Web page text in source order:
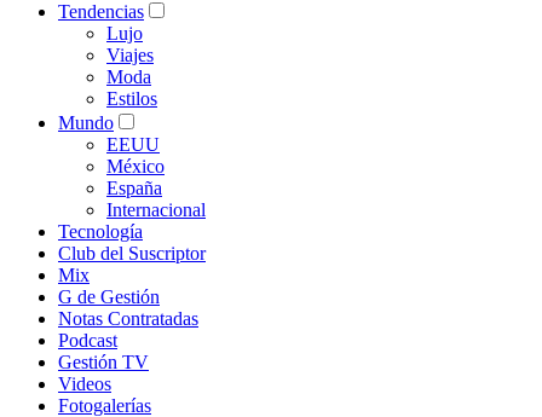
Tendencias
Lujo
Viajes
Moda
Estilos
Mundo
EEUU
México
España
Internacional
Tecnología
Club del Suscriptor
Mix
G de Gestión
Notas Contratadas
Podcast
Gestión TV
Videos
Fotogalerías